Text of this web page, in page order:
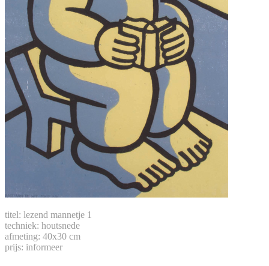
titel: lezend mannetje 1
techniek: houtsnede
afmeting: 40x30 cm
prijs: informeer